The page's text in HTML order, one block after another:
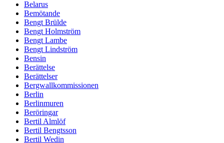
Belarus
Bemötande
Bengt Brülde
Bengt Holmström
Bengt Lambe
Bengt Lindström
Bensin
Berättelse
Berättelser
Bergwallkommissionen
Berlin
Berlinmuren
Beröringar
Bertil Almlöf
Bertil Bengtsson
Bertil Wedin